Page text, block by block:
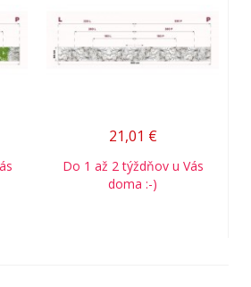
21,01 €
Do 1 až 2 týždňov u Vás
doma :-)